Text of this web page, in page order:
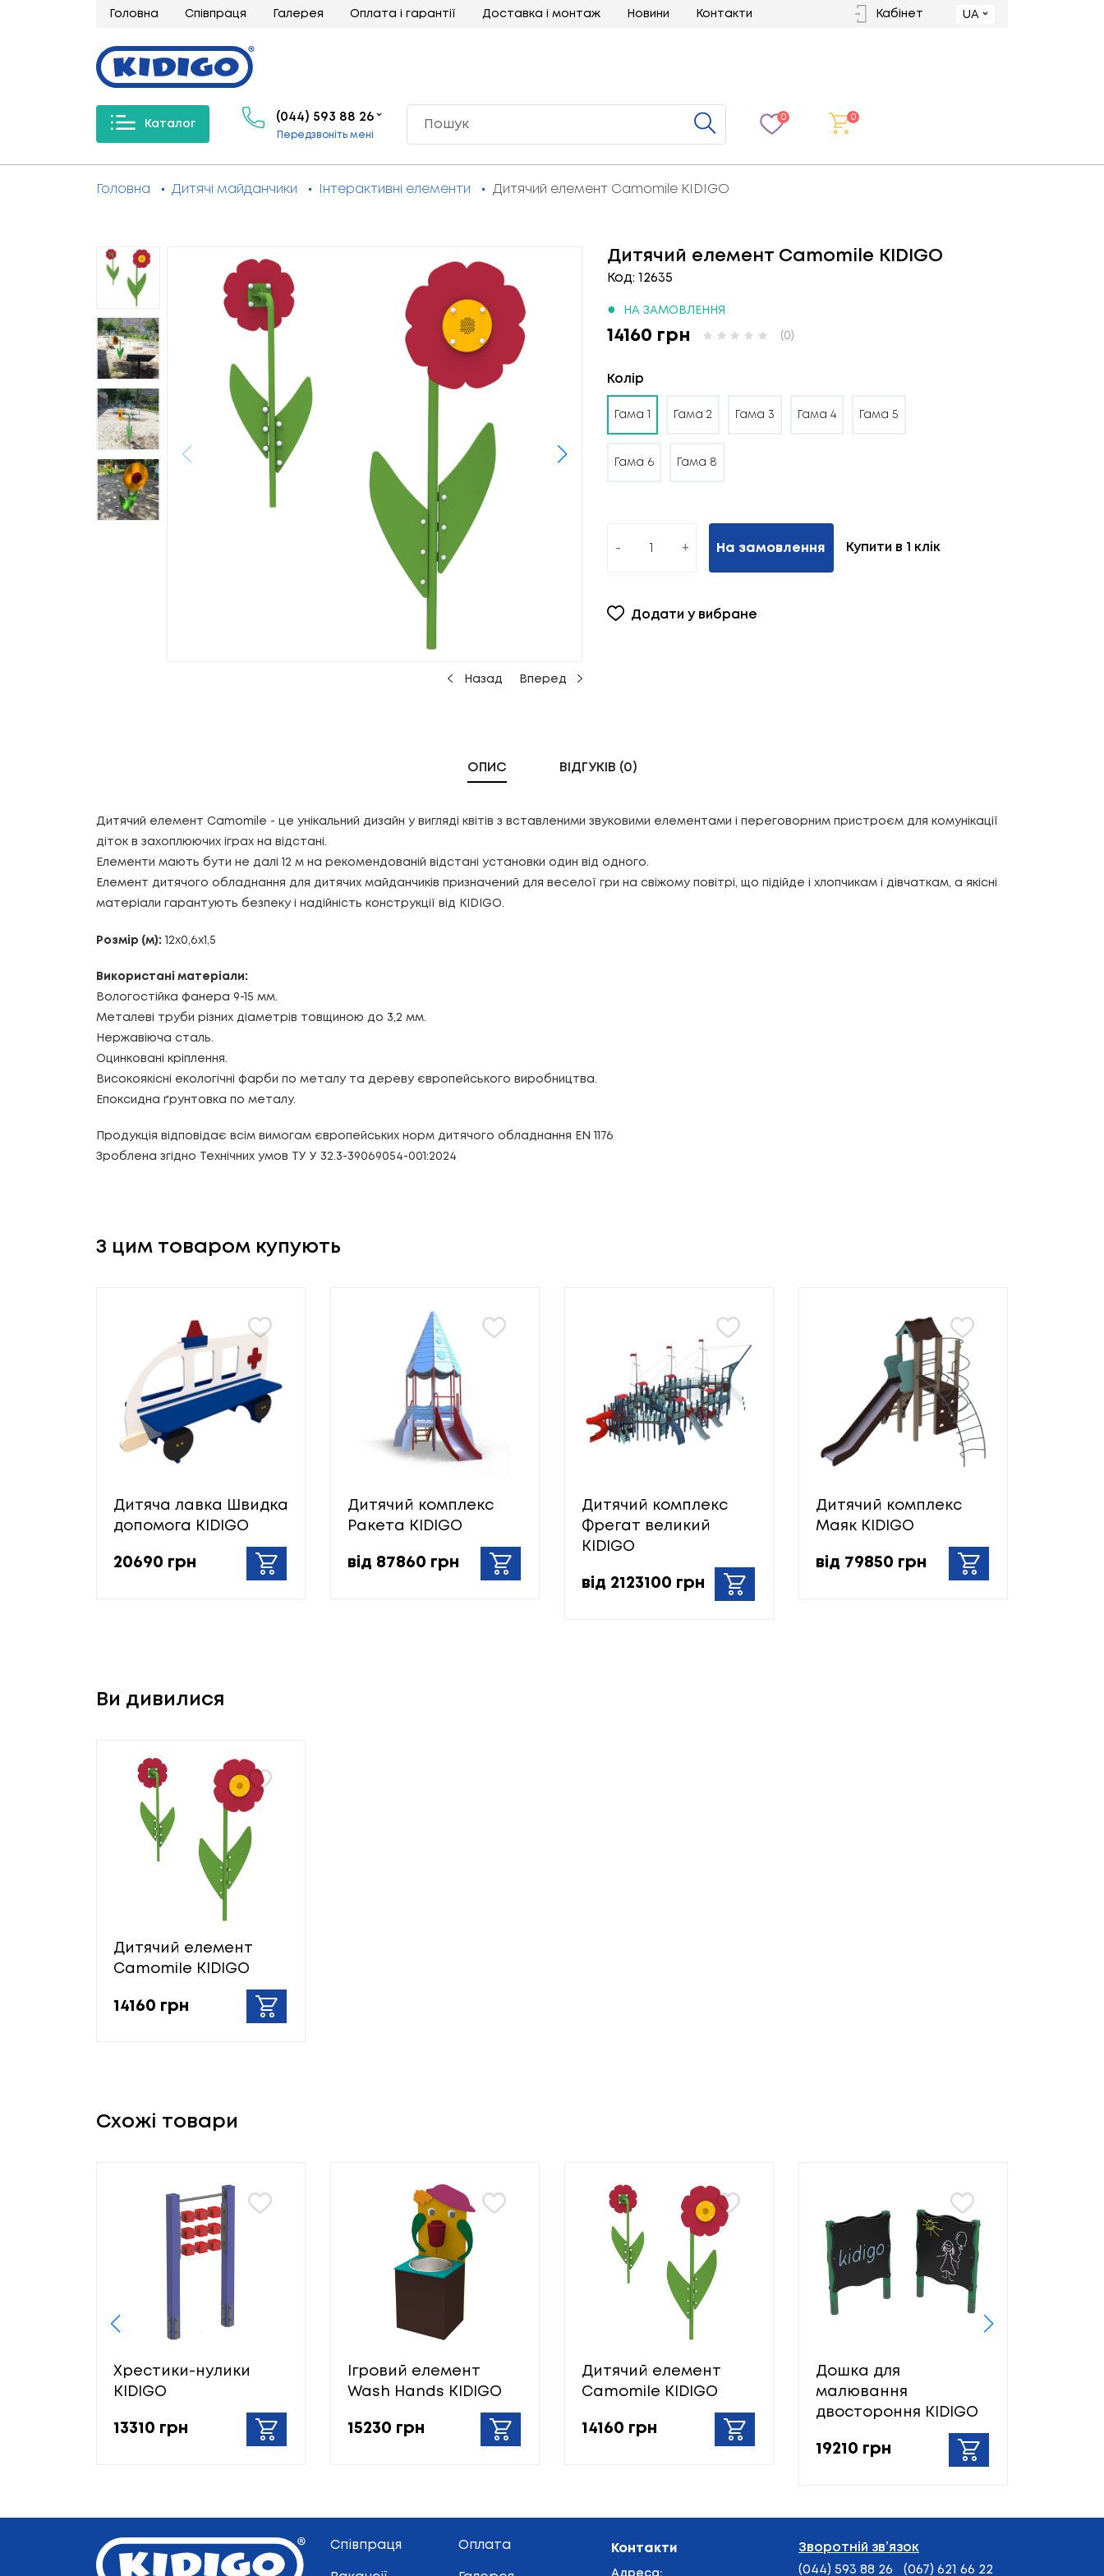
Головна Співпраця Галерея Оплата і гарантії Доставка і монтаж Новини Контакти Кабінет UA
Каталог
(044) 593 88 26
Передзвоніть мені
0 0
Головна Дитячі майданчики Інтерактивні елементи Дитячий елемент Camomile KIDIGO
Назад Вперед
Дитячий елемент Camomile KIDIGO
Код: 12635
● НА ЗАМОВЛЕННЯ
14160 грн (0)
Колір
Гама 1 Гама 2 Гама 3 Гама 4 Гама 5
Гама 6 Гама 8
- + На замовлення Купити в 1 клік
Додати у вибране
ОПИС ВІДГУКІВ (0)
Дитячий елемент Camomile - це унікальний дизайн у вигляді квітів з вставленими звуковими елементами і переговорним пристроєм для комунікації
діток в захоплюючих іграх на відстані.
Елементи мають бути не далі 12 м на рекомендованій відстані установки один від одного.
Елемент дитячого обладнання для дитячих майданчиків призначений для веселої гри на свіжому повітрі, що підійде і хлопчикам і дівчаткам, а якісні
матеріали гарантують безпеку і надійність конструкції від KIDIGO.
Розмір (м): 12х0,6х1,5
Використані матеріали:
Вологостійка фанера 9-15 мм.
Металеві труби різних діаметрів товщиною до 3,2 мм.
Нержавіюча сталь.
Оцинковані кріплення.
Високоякісні екологічні фарби по металу та дереву європейського виробництва.
Епоксидна ґрунтовка по металу.
Продукція відповідає всім вимогам європейських норм дитячого обладнання EN 1176
Зроблена згідно Технічних умов ТУ У 32.3-39069054-001:2024
З цим товаром купують
Дитяча лавка Швидка
допомога KIDIGO
20690 грн
Дитячий комплекс
Ракета KIDIGO
від 87860 грн
Дитячий комплекс
Фрегат великий
KIDIGO
від 2123100 грн
Дитячий комплекс
Маяк KIDIGO
від 79850 грн
Ви дивилися
Дитячий елемент
Camomile KIDIGO
14160 грн
Схожі товари
Хрестики-нулики
KIDIGO
13310 грн
Ігровий елемент
Wash Hands KIDIGO
15230 грн
Дитячий елемент
Camomile KIDIGO
14160 грн
Дошка для
малювання
двостороння KIDIGO
19210 грн
Співпраця Оплата Контакти
Адреса:
Зворотній зв’язок
(044) 593 88 26
(067) 621 66 22